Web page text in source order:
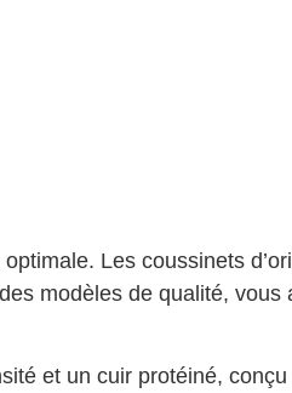
Les coussinets
modèles de qualité, vous
et un cuir protéiné,